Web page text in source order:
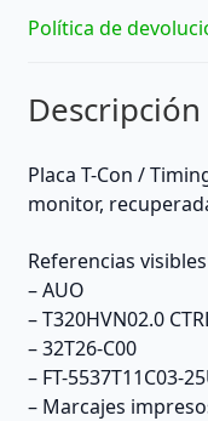
Política de
Descripción
Placa T-Con /
monitor,
Referencias
– AUO
– T320HVN02.0
– 32T26-C00
– FT-5537T11C03-
– Marcajes